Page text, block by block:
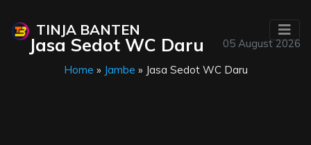
TINJA BANTEN
05 August 2026
Jasa Sedot WC Daru
Home » Jambe » Jasa Sedot WC Daru